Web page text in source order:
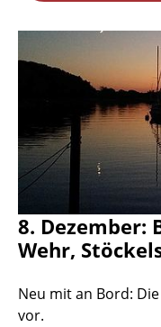
8. Dezember:
Wehr,
Neu mit an Bord:
vor.